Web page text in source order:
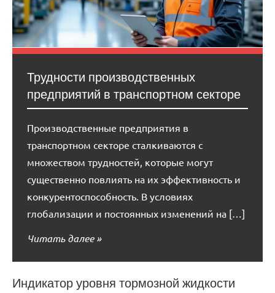
Трудности производственных
предприятий в транспортном секторе
Производственные предприятия в
транспортном секторе сталкиваются с
множеством трудностей, которые могут
существенно повлиять на их эффективность и
конкурентоспособность. В условиях
глобализации и постоянных изменений на […]
Читать далее
Индикатор уровня тормозной жидкости